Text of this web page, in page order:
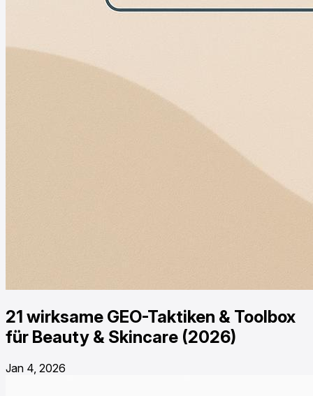
21 wirksame GEO-Taktiken & Toolbox
für Beauty & Skincare (2026)
Jan 4, 2026